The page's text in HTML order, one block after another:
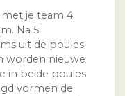
met je team 4
Na 5
uit de poules
worden nieuwe
in beide poules
vormen de